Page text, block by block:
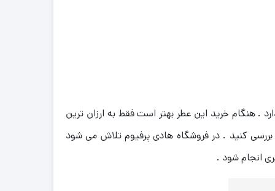
. هنگام خرید این عطر بهتر است فقط به ارزان‌ ترین
کنید . در فروشگاه هادی پرفیوم تلاش می‌ شود
انجام شود .